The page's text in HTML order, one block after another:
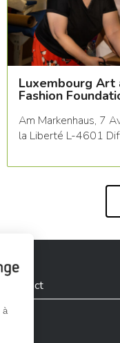
Luxembourg Art
Fashion
Am Markenhaus, 7
la Liberté L-4601
Contact